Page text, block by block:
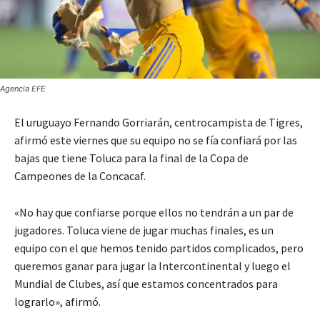
Agencia EFE
El uruguayo Fernando Gorriarán, centrocampista de Tigres,
afirmó este viernes que su equipo no se fía confiará por las
bajas que tiene Toluca para la final de la Copa de
Campeones de la Concacaf.
«No hay que confiarse porque ellos no tendrán a un par de
jugadores. Toluca viene de jugar muchas finales, es un
equipo con el que hemos tenido partidos complicados, pero
queremos ganar para jugar la Intercontinental y luego el
Mundial de Clubes, así que estamos concentrados para
lograrlo», afirmó.